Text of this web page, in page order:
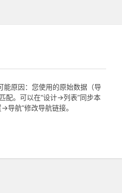
能原因：您使用的原始数据（导
配。可以在“设计->列表”同步本
导航”修改导航链接。